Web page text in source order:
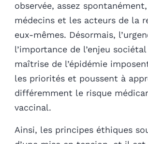
observée, assez
médecins et les acteurs de la
eux-mêmes. Désormais,
l’importance de l’enjeu
maîtrise de l’épidémie
les priorités et poussent à
différemment le risque
vaccinal.
Ainsi, les principes éthiques